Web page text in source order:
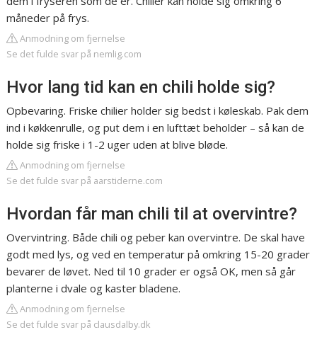
måneder på frys.
Anmodning om fjernelse
Se det fulde svar på nemlig.com
Hvor lang tid kan en chili holde sig?
Opbevaring. Friske chilier holder sig bedst i køleskab. Pak dem
ind i køkkenrulle, og put dem i en lufttæt beholder – så kan de
holde sig friske i 1-2 uger uden at blive bløde.
Anmodning om fjernelse
Se det fulde svar på aarstiderne.com
Hvordan får man chili til at overvintre?
Overvintring. Både chili og peber kan overvintre. De skal have
godt med lys, og ved en temperatur på omkring 15-20 grader
bevarer de løvet. Ned til 10 grader er også OK, men så går
planterne i dvale og kaster bladene.
Anmodning om fjernelse
Se det fulde svar på clausdalby.dk